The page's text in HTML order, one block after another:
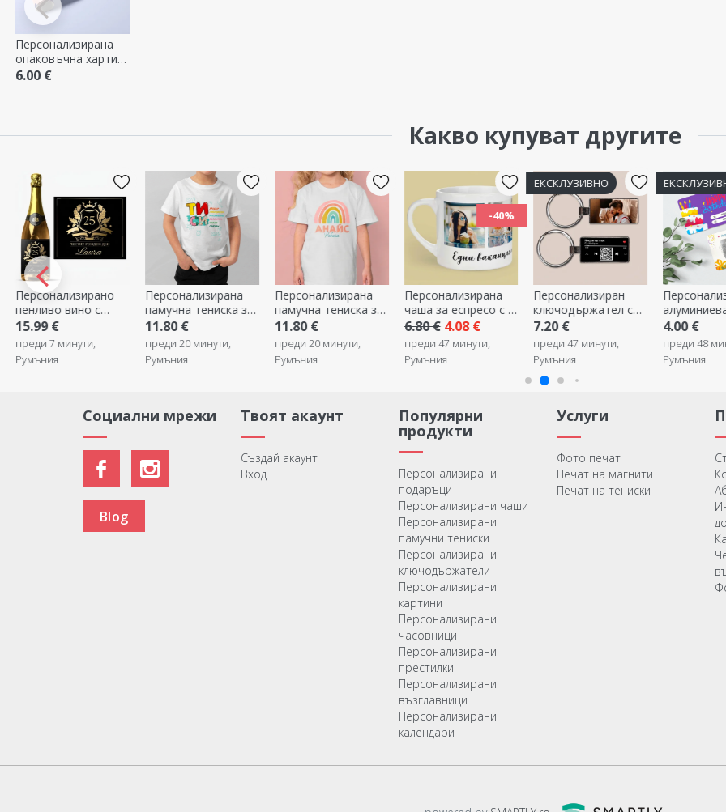
Персонализирана
опаковъчна хартия
за подаръци с текст
6.00 €
Какво купуват другите
с
Персонализирана
памучна тениска за
деца за училище с
окуражаващ текст -
Ти си
преди 20 минути,
Персонализирана
памучна тениска за
Rainbow
преди 20 минути,
-40%
Персонализирана
чаша за еспресо с 4
снимки и текст
преди 47 минути,
ЕКСКЛУЗИВНО
Персонализиран
ключодържател с
фотография и QR
код - Нашата песен
7.20 €
преди 47 минути,
ЕКСКЛУЗИВНО
Персонализирана
алуминиева
двустранна с
послание - Честит
преди 48 минути,
Социални мрежи
Blog
Твоят акаунт
Създай акаунт
Вход
Популярни
продукти
Персонализирани
подаръци
Персонализирани чаши
Персонализирани
памучни тениски
Персонализирани
ключодържатели
Персонализирани
картини
Персонализирани
часовници
Персонализирани
престилки
Персонализирани
възглавници
Персонализирани
календари
Услуги
Фото печат
Печат на магнити
Печат на тениски